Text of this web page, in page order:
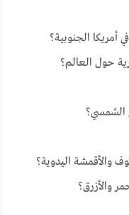
أمريكا الجنوبية؟
حول العالم؟
الشمسي؟
والأقمشة اليدوية؟
والأزرق؟